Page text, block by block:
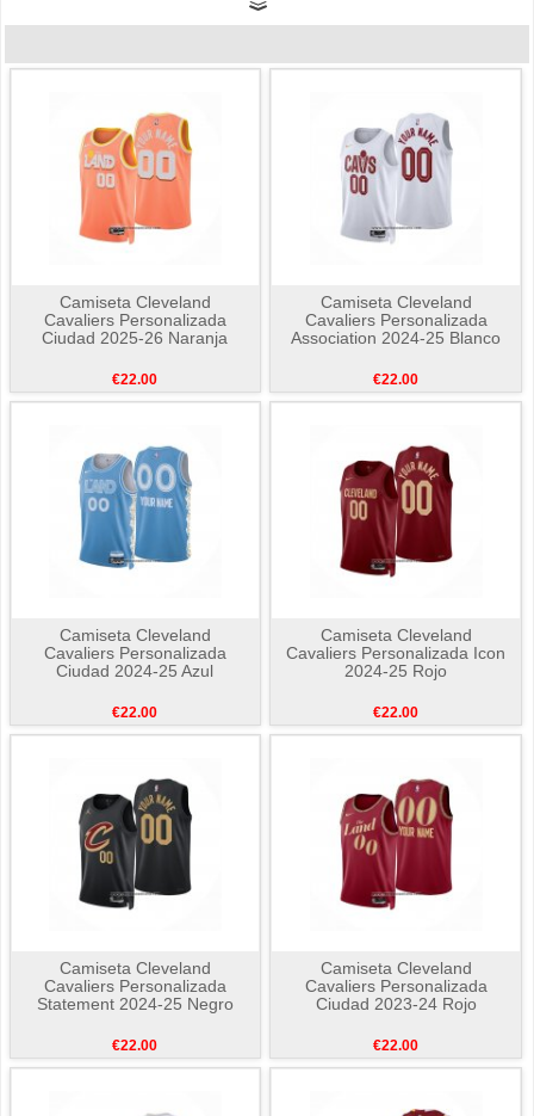
Camiseta Cleveland
Cavaliers Personalizada
Ciudad 2025-26 Naranja
€22.00
Camiseta Cleveland
Cavaliers Personalizada
Association 2024-25 Blanco
€22.00
Camiseta Cleveland
Cavaliers Personalizada
Ciudad 2024-25 Azul
€22.00
Camiseta Cleveland
Cavaliers Personalizada Icon
2024-25 Rojo
€22.00
Camiseta Cleveland
Cavaliers Personalizada
Statement 2024-25 Negro
€22.00
Camiseta Cleveland
Cavaliers Personalizada
Ciudad 2023-24 Rojo
€22.00